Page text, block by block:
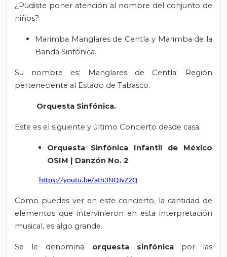
¿Pudiste poner atención al nombre del conjunto de
niños?
Marimba Manglares de Centla y Marimba de la
Banda Sinfónica.
Su nombre es: Manglares de Centla: Región
perteneciente al Estado de Tabasco.
Orquesta Sinfónica.
Este es el siguiente y último Concierto desde casa.
Orquesta Sinfónica Infantil de México
OSIM | Danzón No. 2
https://youtu.be/atn3NQJvZ2Q
Como puedes ver en este concierto, la cantidad de
elementos que intervinieron en esta interpretación
musical, es algo grande.
Se le denomina orquesta sinfónica por las